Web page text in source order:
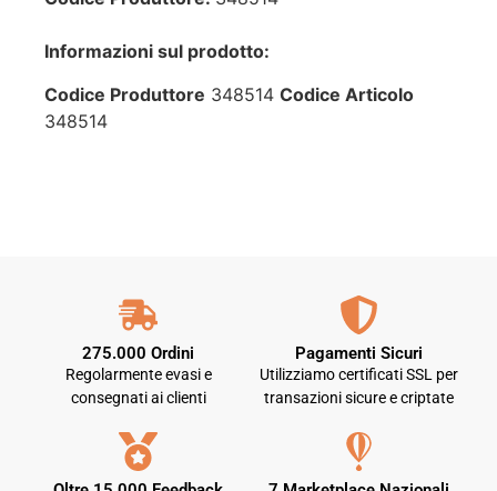
Informazioni sul prodotto:
Codice Produttore 348514 Codice Articolo
348514
275.000 Ordini
Regolarmente evasi e
consegnati ai clienti
Pagamenti Sicuri
Utilizziamo certificati SSL per
transazioni sicure e criptate